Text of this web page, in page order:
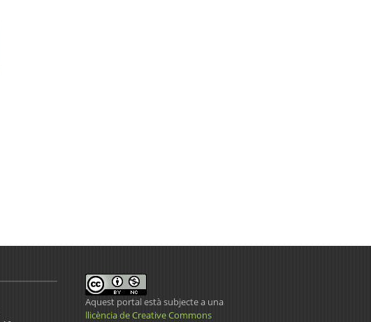
Aquest portal està subjecte a una
llicència de Creative Commons